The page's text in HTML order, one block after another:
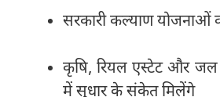
सरकारी कल्याण योजनाओं
कृषि, रियल एस्टेट और जल
में सुधार के संकेत मिलेंगे